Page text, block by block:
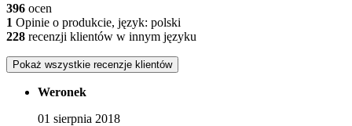
396 ocen
1 Opinie o produkcie, język: polski
228 recenzji klientów w innym języku
Pokaż wszystkie recenzje klientów
Weronek
01 sierpnia 2018